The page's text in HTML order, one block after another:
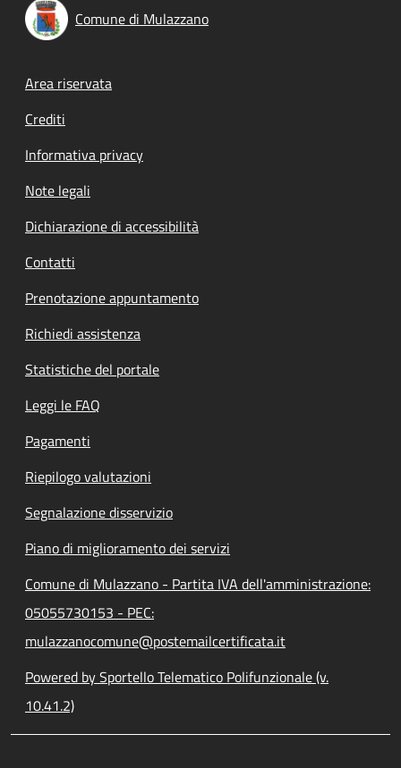
Comune di Mulazzano
Footer menu
Area riservata
Crediti
Informativa privacy
Note legali
Dichiarazione di accessibilità
Contatti
Prenotazione appuntamento
Richiedi assistenza
Statistiche del portale
Leggi le FAQ
Pagamenti
Riepilogo valutazioni
Segnalazione disservizio
Piano di miglioramento dei servizi
Comune di Mulazzano - Partita IVA dell'amministrazione:
05055730153 - PEC:
mulazzanocomune@postemailcertificata.it
Powered by Sportello Telematico Polifunzionale (v.
10.41.2)